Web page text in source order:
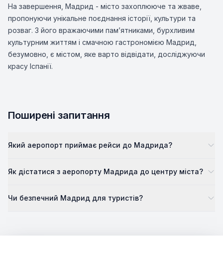
На завершення, Мадрид - місто захоплююче та жваве,
пропонуючи унікальне поєднання історії, культури та
розваг. З його вражаючими пам’ятниками, бурхливим
культурним життям і смачною гастрономією Мадрид,
безумовно, є містом, яке варто відвідати, досліджуючи
красу Іспанії.
Поширені запитання
Який аеропорт приймає рейси до Мадрида?
Як дістатися з аеропорту Мадрида до центру міста?
Чи безпечний Мадрид для туристів?